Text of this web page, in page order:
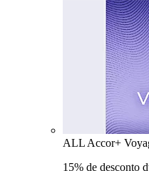
ALL Accor+
15% de desconto